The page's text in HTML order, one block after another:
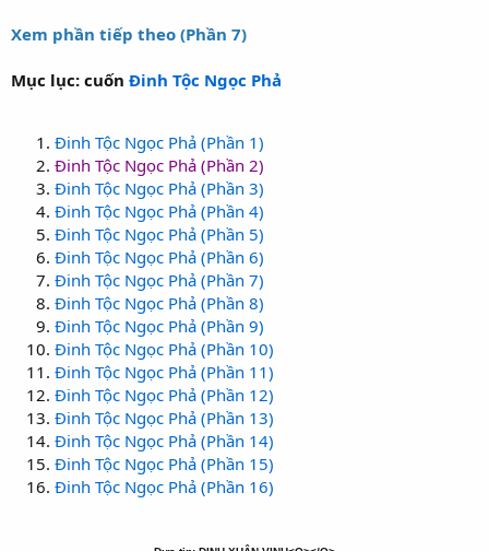
Xem phần tiếp theo (Phần 7)
Mục lục: cuốn Đinh Tộc Ngọc Phả
Đinh Tộc Ngọc Phả (Phần 1)
Đinh Tộc Ngọc Phả (Phần 2)
Đinh Tộc Ngọc Phả (Phần 3)
Đinh Tộc Ngọc Phả (Phần 4)
Đinh Tộc Ngọc Phả (Phần 5)
Đinh Tộc Ngọc Phả (Phần 6)
Đinh Tộc Ngọc Phả (Phần 7)
Đinh Tộc Ngọc Phả (Phần 8)
Đinh Tộc Ngọc Phả (Phần 9)
Đinh Tộc Ngọc Phả (Phần 10)
Đinh Tộc Ngọc Phả (Phần 11)
Đinh Tộc Ngọc Phả (Phần 12)
Đinh Tộc Ngọc Phả (Phần 13)
Đinh Tộc Ngọc Phả (Phần 14)
Đinh Tộc Ngọc Phả (Phần 15)
Đinh Tộc Ngọc Phả (Phần 16)